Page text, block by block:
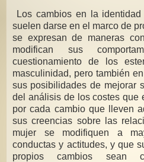
Los cambios en la
suelen darse en el marco de procesos largos y a menudo
se expresan de maneras
modifican sus
cuestionamiento de los estereotipos
masculinidad, pero también
sus posibilidades de mejorar sus condiciones de vida y
del análisis de los costes que están dispuestas a asumir
por cada cambio que lleven
sus creencias sobre las
mujer se modifiquen a mayor velocidad
conductas y actitudes, y que
propios cambios sean confusos y a veces